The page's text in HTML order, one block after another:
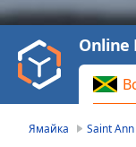
Play
Video
Play
Backward
Skip
Online
Ямайка Saint